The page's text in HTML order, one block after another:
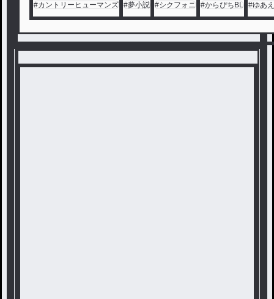
#カントリーヒューマンズ #夢小説 #シクフォニ #からぴちBL #ゆあ